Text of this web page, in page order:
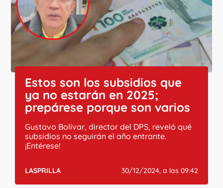
Estos son los subsidios que
ya no estarán en 2025;
prepárese porque son varios
Gustavo Bolívar, director del DPS, reveló qué
subsidios no seguirán el año entrante.
¡Entérese!
LASPRILLA 30/12/2024, a las 09:42